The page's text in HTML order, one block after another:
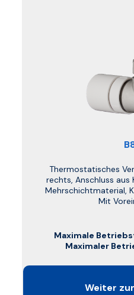
Thermostatisches
rechts, Anschluss
Mehrschichtmaterial,
Mit
Maximale
Maximaler
Weiter